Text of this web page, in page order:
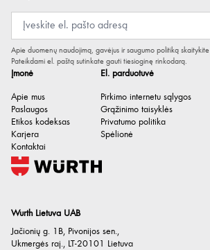
Wurth Lietuva UAB
Jačionių g. 1B, Pivonijos sen.,
Ukmergės raj., LT-20101 Lietuva
Įmonė
Apie mus
Paslaugos
Etikos kodeksas
Karjera
Kontaktai
El. parduotuvė
Pirkimo internetu sąlygos
Grąžinimo taisyklės
Privatumo politika
Spėlionė
Apie duomenų naudojimą, gavėjus ir saugumo politiką skaitykite
Pateikdami el. paštą sutinkate gauti tiesioginę rinkodarą.